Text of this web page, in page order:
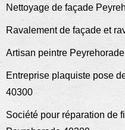
Nettoyage de façade
Ravalement de façade et
Artisan peintre Peyrehorade
Entreprise plaquiste pose
40300
Société pour réparation de